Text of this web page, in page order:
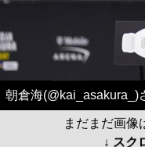
朝倉海(@kai_asakura_)
まだまだ画像
↓ スク